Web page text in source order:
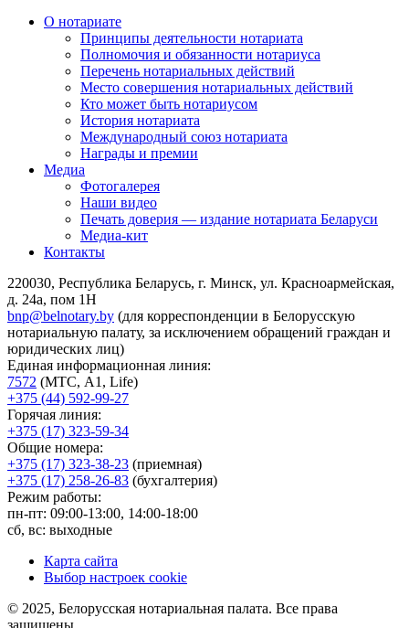
О нотариате
Принципы деятельности нотариата
Полномочия и обязанности нотариуса
Перечень нотариальных действий
Место совершения нотариальных действий
Кто может быть нотариусом
История нотариата
Международный союз нотариата
Награды и премии
Медиа
Фотогалерея
Наши видео
Печать доверия — издание нотариата Беларуси
Медиа-кит
Контакты
220030, Республика Беларусь, г. Минск, ул. Красноармейская,
д. 24а, пом 1Н
bnp@belnotary.by (для корреспонденции в Белорусскую
нотариальную палату, за исключением обращений граждан и
юридических лиц)
Единая информационная линия:
7572 (МТС, A1, Life)
+375 (44) 592-99-27
Горячая линия:
+375 (17) 323-59-34
Общие номера:
+375 (17) 323-38-23 (приемная)
+375 (17) 258-26-83 (бухгалтерия)
Режим работы:
пн-пт: 09:00-13:00, 14:00-18:00
сб, вс: выходные
Карта сайта
Выбор настроек cookie
© 2025, Белорусская нотариальная палата. Все права